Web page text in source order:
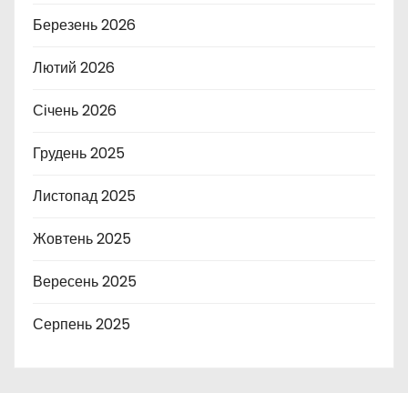
Березень 2026
Лютий 2026
Січень 2026
Грудень 2025
Листопад 2025
Жовтень 2025
Вересень 2025
Серпень 2025